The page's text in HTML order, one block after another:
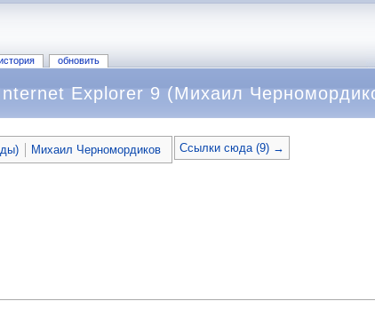
обновить
Explorer 9 (Михаил
Михаил Черномордиков Ссылки сюда (9) →